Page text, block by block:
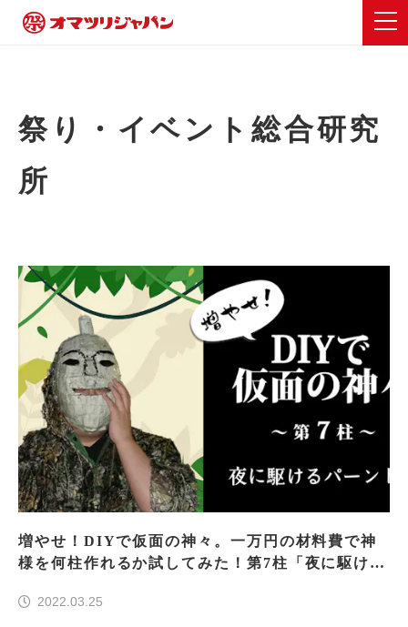
祭り・イベント総合研究
所
増やせ！DIYで仮面の神々。一万円の材料費で神
様を何柱作れるか試してみた！第7柱「夜に駆ける
2022.03.25